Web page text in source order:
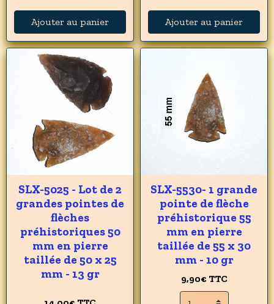
Ajouter au panier Ajouter au panier
SLX-5025 - Lot de 2
grandes pointes de
flèches
préhistoriques 50
mm en pierre
taillée de 50 x 25
mm - 13 gr
SLX-5530- 1 grande
pointe de flèche
préhistorique 55
mm en pierre
taillée de 55 x 30
mm - 10 gr
9,90€ TTC